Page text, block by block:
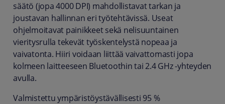
säätö (jopa 4000 DPI) mahdollistavat tarkan ja
joustavan hallinnan eri työtehtävissä. Useat
ohjelmoitavat painikkeet sekä nelisuuntainen
vieritysrulla tekevät työskentelystä nopeaa ja
vaivatonta. Hiiri voidaan liittää vaivattomasti jopa
kolmeen laitteeseen Bluetoothin tai 2.4 GHz -yhteyden
avulla.
Valmistettu ympäristöystävällisesti 95 %